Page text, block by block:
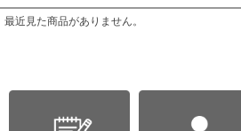
最近見た商品がありません。